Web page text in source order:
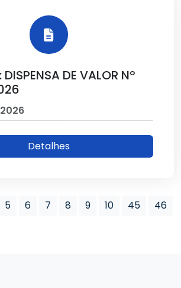
DISPENSA DE VALOR Nº
Detalhes
5 6 7 8 9 10 45 46